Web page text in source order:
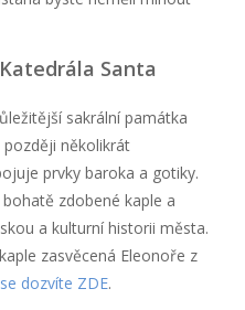
Santa
sakrální památka
několikrát
prvky baroka a gotiky.
zdobené kaple a
a kulturní historii města.
zasvěcená Eleonoře z
dozvíte ZDE.